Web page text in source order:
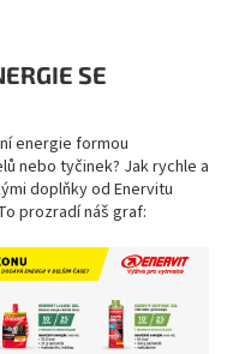
SE
energie formou
nebo tyčinek? Jak rychle a
doplňky od Enervitu
prozradí náš graf: